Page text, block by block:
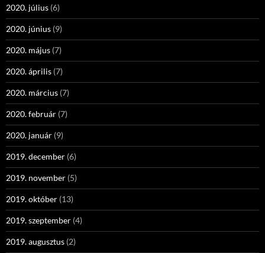
2020. július (6)
2020. június (9)
2020. május (7)
2020. április (7)
2020. március (7)
2020. február (7)
2020. január (9)
2019. december (6)
2019. november (5)
2019. október (13)
2019. szeptember (4)
2019. augusztus (2)